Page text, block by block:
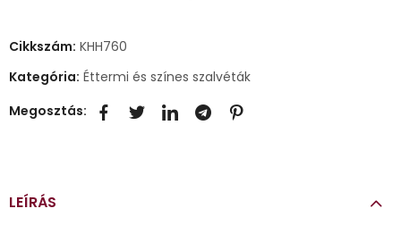
Cikkszám: KHH760
Kategória: Éttermi és színes szalvéták
Megosztás:
LEÍRÁS